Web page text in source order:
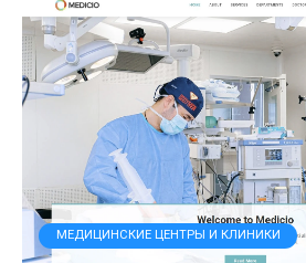
МЕДИЦИНСКИЕ ЦЕНТРЫ И КЛИНИКИ